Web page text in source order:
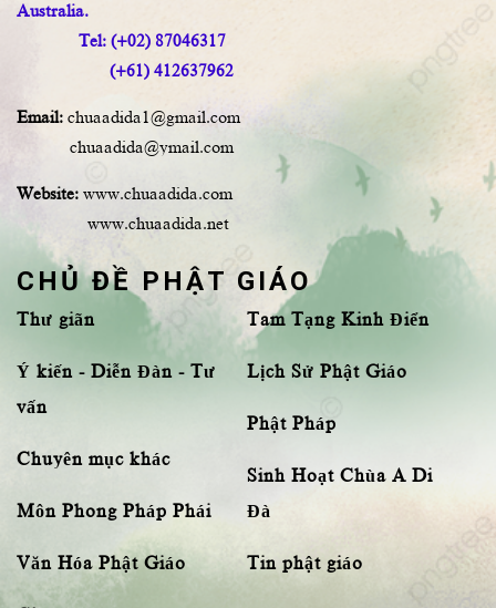
Australia.
Tel: (+02) 87046317
(+61) 412637962
Email: chuaadida1@gmail.com
chuaadida@ymail.com
Website: www.chuaadida.com
www.chuaadida.net
CHỦ ĐỀ PHẬT GIÁO
Thư giãn
Ý kiến - Diễn Đàn - Tư
vấn
Chuyên mục khác
Môn Phong Pháp Phái
Văn Hóa Phật Giáo
Tam Tạng Kinh Điển
Lịch Sử Phật Giáo
Phật Pháp
Sinh Hoạt Chùa A Di
Đà
Tin phật giáo